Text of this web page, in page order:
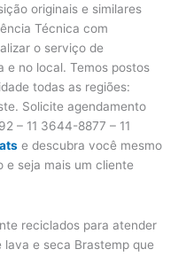
originais e similares
Técnica com
o serviço de
e no local. Temos postos
todas as regiões:
Solicite agendamento
– 11 3644-8877 – 11
e descubra você mesmo
e seja mais um cliente
reciclados para atender
e seca Brastemp que